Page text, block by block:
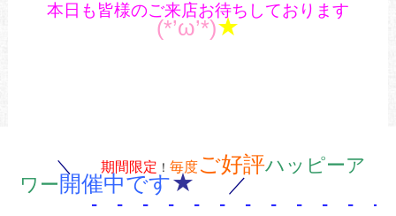
本日も皆様のご来店お待ちしております
(*’ω’*)★
＼ 期間限定 ！ 毎度ご好評ハッピーア
ワー 開催中です★
／
- - - - - - - - - - - -